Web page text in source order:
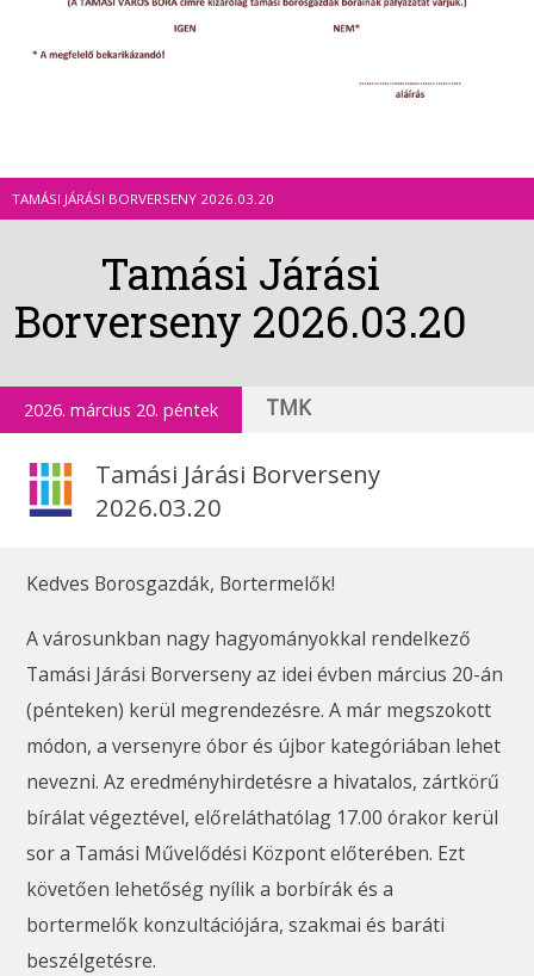
TAMÁSI JÁRÁSI BORVERSENY 2026.03.20
Tamási Járási
Borverseny 2026.03.20
2026. március 20. péntek TMK
Tamási Járási Borverseny
2026.03.20
Kedves Borosgazdák, Bortermelők!
A városunkban nagy hagyományokkal rendelkező
Tamási Járási Borverseny az idei évben március 20-án
(pénteken) kerül megrendezésre. A már megszokott
módon, a versenyre óbor és újbor kategóriában lehet
nevezni. Az eredményhirdetésre a hivatalos, zártkörű
bírálat végeztével, előreláthatólag 17.00 órakor kerül
sor a Tamási Művelődési Központ előterében. Ezt
követően lehetőség nyílik a borbírák és a
bortermelők konzultációjára, szakmai és baráti
beszélgetésre.